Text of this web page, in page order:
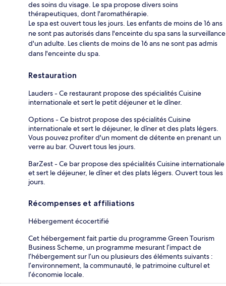
des soins du visage. Le spa propose divers soins
thérapeutiques, dont l'aromathérapie.
Le spa est ouvert tous les jours. Les enfants de moins de 16 ans
ne sont pas autorisés dans l'enceinte du spa sans la surveillance
d'un adulte. Les clients de moins de 16 ans ne sont pas admis
dans l'enceinte du spa.
Restauration
Lauders - Ce restaurant propose des spécialités Cuisine
internationale et sert le petit déjeuner et le dîner.
Options - Ce bistrot propose des spécialités Cuisine
internationale et sert le déjeuner, le dîner et des plats légers.
Vous pouvez profiter d'un moment de détente en prenant un
verre au bar. Ouvert tous les jours.
BarZest - Ce bar propose des spécialités Cuisine internationale
et sert le déjeuner, le dîner et des plats légers. Ouvert tous les
jours.
Récompenses et affiliations
Hébergement écocertifié
Cet hébergement fait partie du programme Green Tourism
Business Scheme, un programme mesurant l’impact de
l’hébergement sur l’un ou plusieurs des éléments suivants :
l’environnement, la communauté, le patrimoine culturel et
l’économie locale.